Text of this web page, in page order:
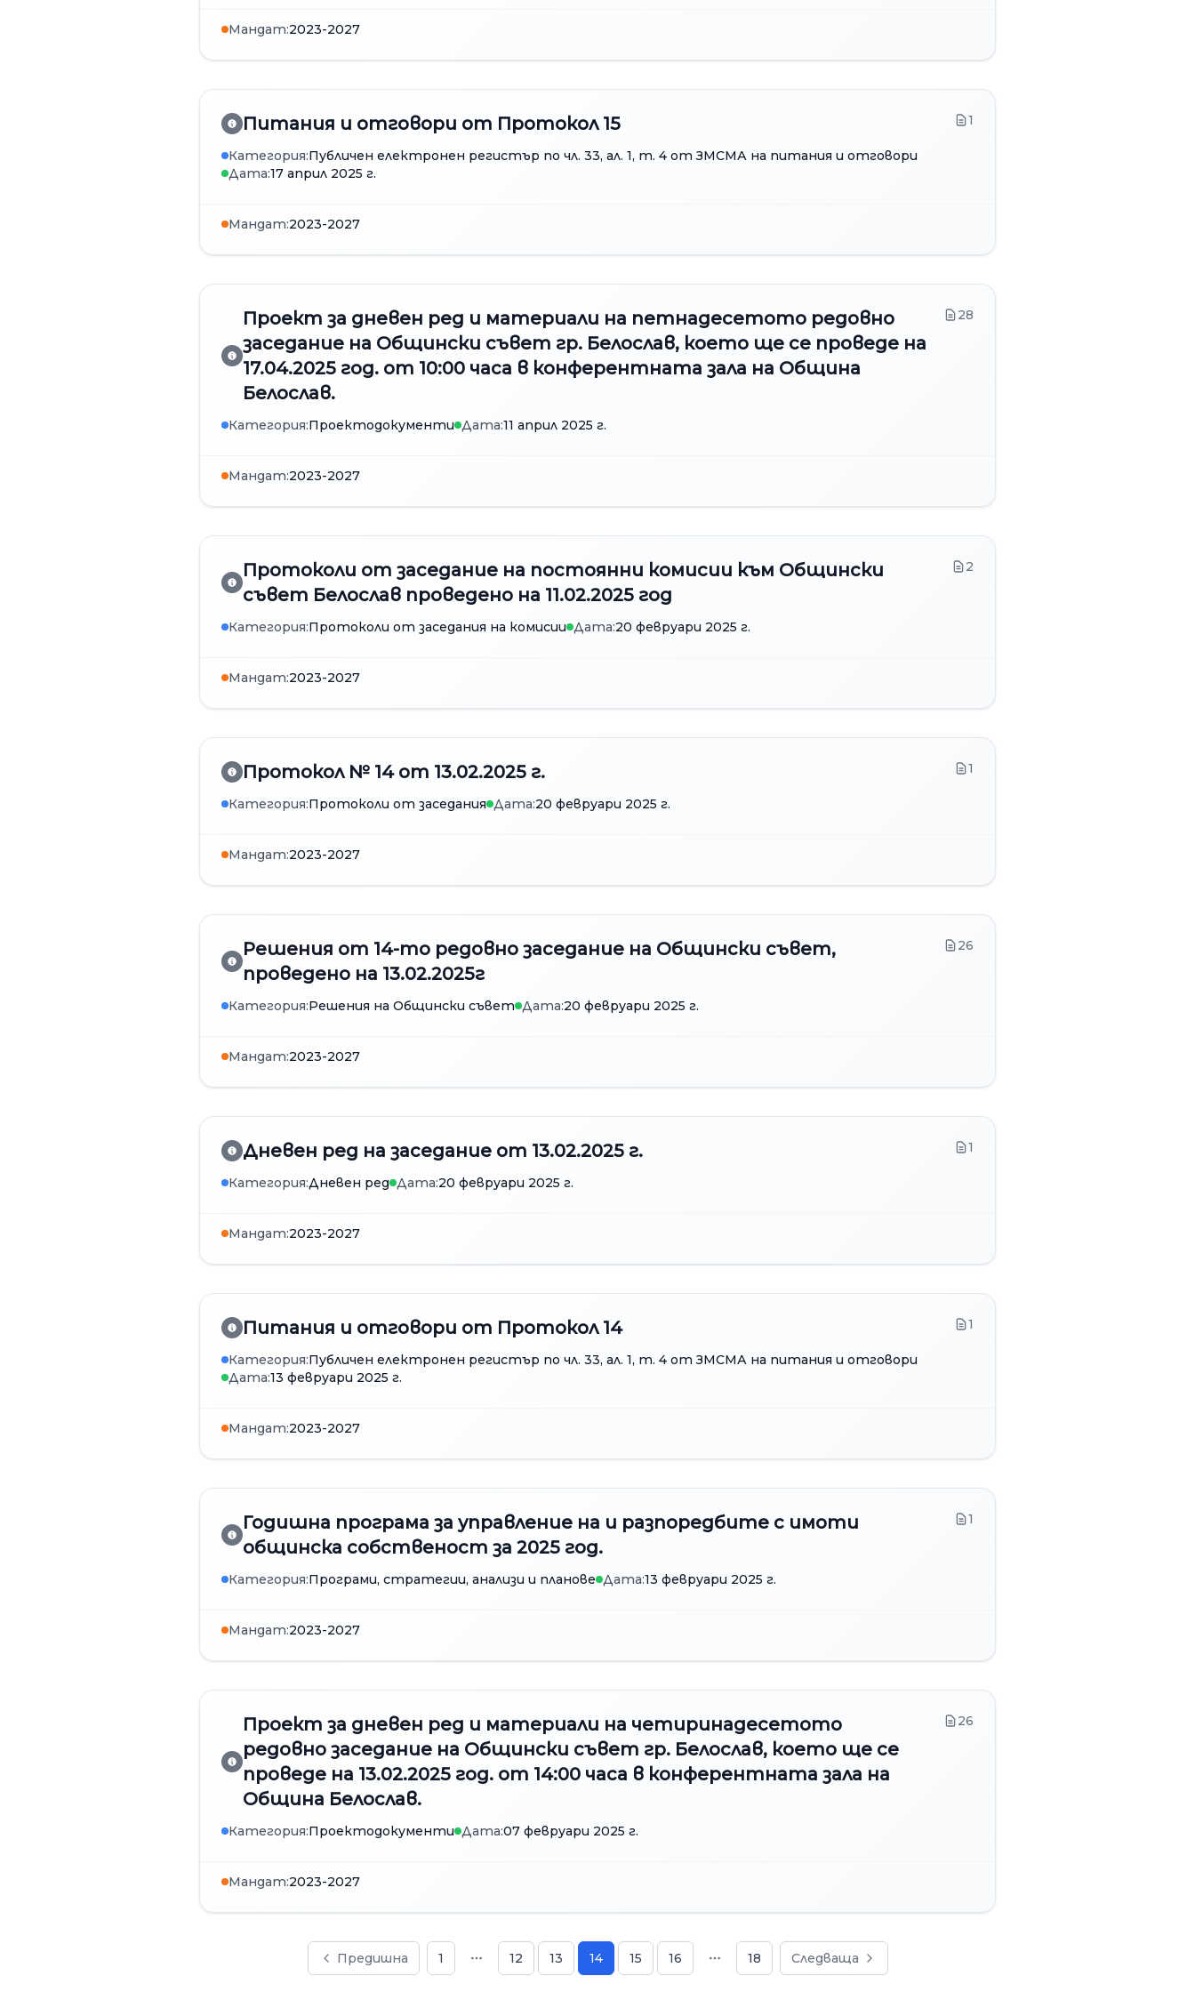
Мандат:2023-2027
Питания и отговори от Протокол 15 1
Категория:Публичен електронен регистър по чл. 33, ал. 1, т. 4 от ЗМСМА на питания и отговори
Дата:17 април 2025 г.
Мандат:2023-2027
Проект за дневен ред и материали на петнадесетото редовно
заседание на Общински съвет гр. Белослав, което ще се проведе на
17.04.2025 год. от 10:00 часа в конферентната зала на Община
Белослав.
28
Категория:Проектодокументи Дата:11 април 2025 г.
Мандат:2023-2027
Протоколи от заседание на постоянни комисии към Общински
съвет Белослав проведено на 11.02.2025 год
2
Категория:Протоколи от заседания на комисии Дата:20 февруари 2025 г.
Мандат:2023-2027
Протокол № 14 от 13.02.2025 г. 1
Категория:Протоколи от заседания Дата:20 февруари 2025 г.
Мандат:2023-2027
Решения от 14-то редовно заседание на Общински съвет,
проведено на 13.02.2025г
26
Категория:Решения на Общински съвет Дата:20 февруари 2025 г.
Мандат:2023-2027
Дневен ред на заседание от 13.02.2025 г. 1
Категория:Дневен ред Дата:20 февруари 2025 г.
Мандат:2023-2027
Питания и отговори от Протокол 14 1
Категория:Публичен електронен регистър по чл. 33, ал. 1, т. 4 от ЗМСМА на питания и отговори
Дата:13 февруари 2025 г.
Мандат:2023-2027
Годишна програма за управление на и разпоредбите с имоти
общинска собственост за 2025 год.
1
Категория:Програми, стратегии, анализи и планове Дата:13 февруари 2025 г.
Мандат:2023-2027
Проект за дневен ред и материали на четиринадесетото
редовно заседание на Общински съвет гр. Белослав, което ще се
проведе на 13.02.2025 год. от 14:00 часа в конферентната зала на
Община Белослав.
26
Категория:Проектодокументи Дата:07 февруари 2025 г.
Мандат:2023-2027
Предишна 1 12 13 14 15 16 18 Следваща